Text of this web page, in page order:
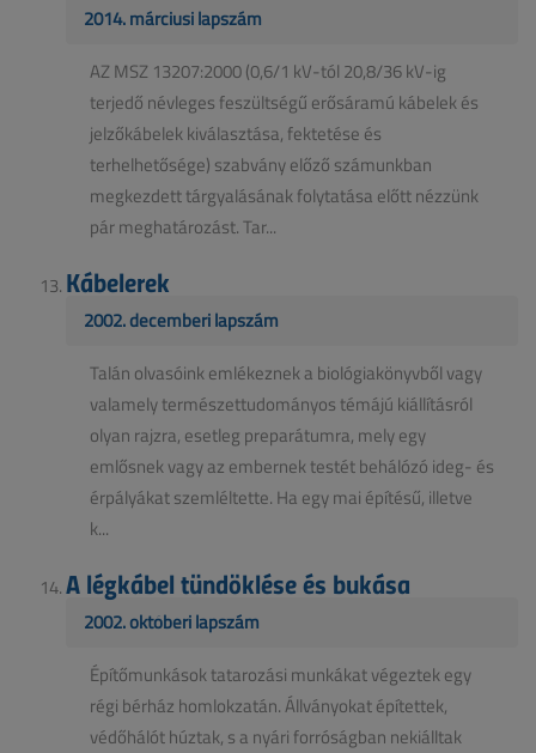
2014. márciusi lapszám
AZ MSZ 13207:2000 (0,6/1 kV-tól 20,8/36 kV-ig
terjedő névleges feszültségű erősáramú kábelek és
jelzőkábelek kiválasztása, fektetése és
terhelhetősége) szabvány előző számunkban
megkezdett tárgyalásának folytatása előtt nézzünk
pár meghatározást. Tar...
Kábelerek
2002. decemberi lapszám
Talán olvasóink emlékeznek a biológiakönyvből vagy
valamely természettudományos témájú kiállításról
olyan rajzra, esetleg preparátumra, mely egy
emlősnek vagy az embernek testét behálózó ideg- és
érpályákat szemléltette. Ha egy mai építésű, illetve
k...
A légkábel tündöklése és bukása
2002. októberi lapszám
Építőmunkások tatarozási munkákat végeztek egy
régi bérház homlokzatán. Állványokat építettek,
védőhálót húztak, s a nyári forróságban nekiálltak